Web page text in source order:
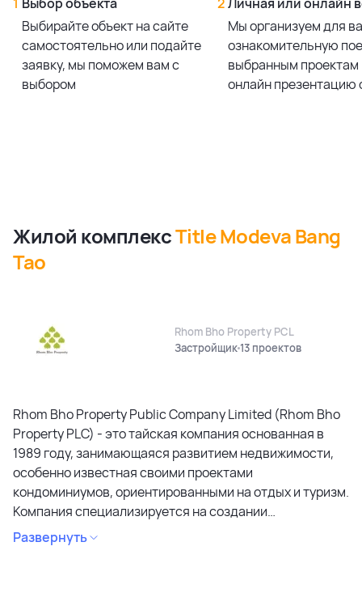
Выбирайте объект на сайте
самостоятельно или подайте
заявку, мы поможем вам с
выбором
Мы организуем для
ознакомительную
выбранным проектам
онлайн презентацию
Жилой комплексTitle Modeva Bang
Tao
Rhom Bho Property PCL
Застройщик13 проектов
Rhom Bho Property Public Company Limited (Rhom Bho
Property PLC) - это тайская компания основанная в
1989 году, занимающаяся развитием недвижимости,
особенно известная своими проектами
кондоминиумов, ориентированными на отдых и туризм.
Компания специализируется на создании
кондоминиумов в привлекательных районах, уделяя
особое внимание дизайну, качеству строительства и
Развернуть